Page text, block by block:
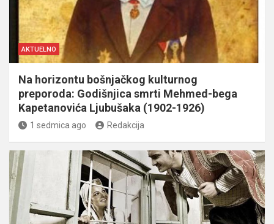
AKTUELNO
Na horizontu bošnjačkog kulturnog
preporoda: Godišnjica smrti Mehmed-bega
Kapetanovića Ljubušaka (1902-1926)
1 sedmica ago Redakcija